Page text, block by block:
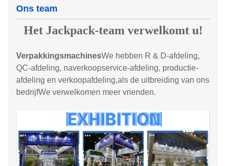
Ons team
Het Jackpack-team verwelkomt u!
VerpakkingsmachinesWe hebben R & D-afdeling,
QC-afdeling, naverkoopservice-afdeling, productie-
afdeling en verkoopafdeling,als de uitbreiding van ons
bedrijfWe verwelkomen meer vrienden.